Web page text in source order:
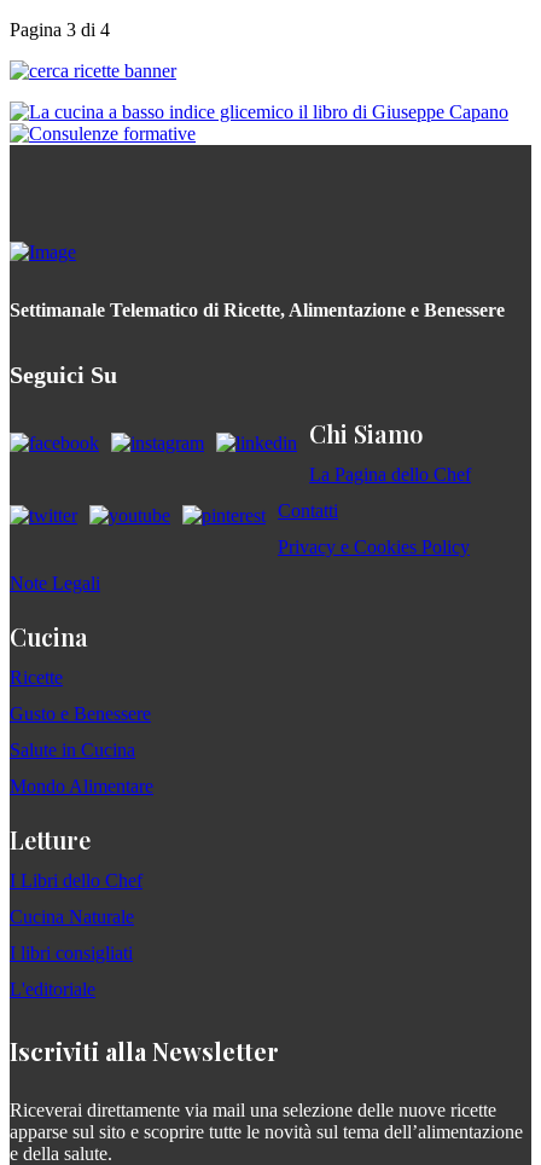
Pagina 3 di 4
Settimanale Telematico di Ricette, Alimentazione e Benessere
Seguici Su
Chi Siamo
La Pagina dello Chef
Contatti
Privacy e Cookies Policy
Note Legali
Cucina
Ricette
Gusto e Benessere
Salute in Cucina
Mondo Alimentare
Letture
I Libri dello Chef
Cucina Naturale
I libri consigliati
L'editoriale
Iscriviti alla Newsletter
Riceverai direttamente via mail una selezione delle nuove ricette
apparse sul sito e scoprire tutte le novità sul tema dell’alimentazione
e della salute.